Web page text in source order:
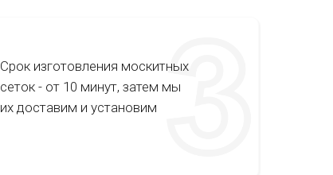
Срок изготовления москитных
сеток - от 10 минут, затем мы
их доставим и установим